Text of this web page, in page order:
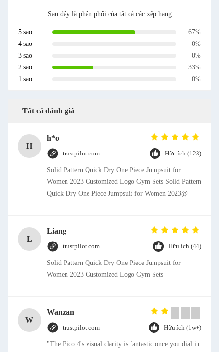
Sau đây là phân phối của tất cả các xếp hạng
5 sao
67%
4 sao
0%
3 sao
0%
2 sao
33%
1 sao
0%
Tất cả đánh giá
H
h*o
trustpilot.com Hữu ích (123)
Solid Pattern Quick Dry One Piece Jumpsuit for
Women 2023 Customized Logo Gym Sets Solid Pattern
Quick Dry One Piece Jumpsuit for Women 2023@
L
Liang
trustpilot.com Hữu ích (44)
Solid Pattern Quick Dry One Piece Jumpsuit for
Women 2023 Customized Logo Gym Sets
W
Wanzan
trustpilot.com Hữu ích (1w+)
"The Pico 4's visual clarity is fantastic once you dial in